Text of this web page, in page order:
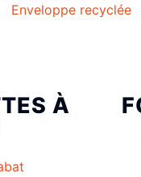
Enveloppe recyclée
À